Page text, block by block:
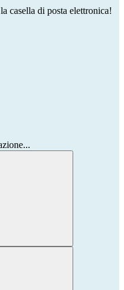
casella di posta elettronica!